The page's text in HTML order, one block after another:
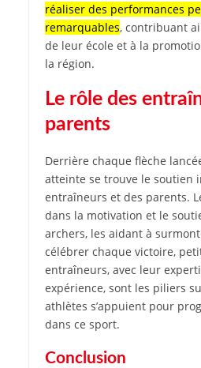
réaliser des performances
remarquables, contribuant
de leur école et à la
la région.
Le rôle des
parents
Derrière chaque flèche
atteinte se trouve le soutien
entraîneurs et des parents.
dans la motivation et le
archers, les aidant à
célébrer chaque victoire,
entraîneurs, avec leur
expérience, sont les piliers
athlètes s’appuient pour
dans ce sport.
Conclusion